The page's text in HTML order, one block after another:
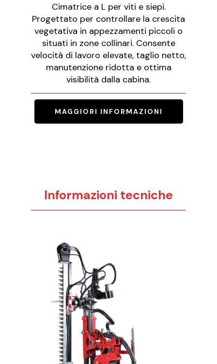
Cimatrice a L per viti e siepi.
Progettato per controllare la crescita
vegetativa in appezzamenti piccoli o
situati in zone collinari. Consente
velocità di lavoro elevate, taglio netto,
manutenzione ridotta e ottima
visibilità dalla cabina.
MAGGIORI INFORMAZIONI
Informazioni tecniche